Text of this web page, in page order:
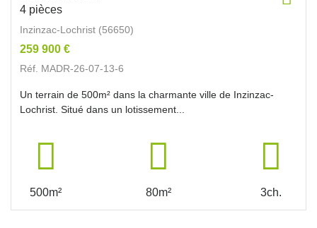
4 pièces
Inzinzac-Lochrist (56650)
259 900 €
Réf. MADR-26-07-13-6
Un terrain de 500m² dans la charmante ville de Inzinzac-
Lochrist. Situé dans un lotissement...
500m² 80m² 3ch.